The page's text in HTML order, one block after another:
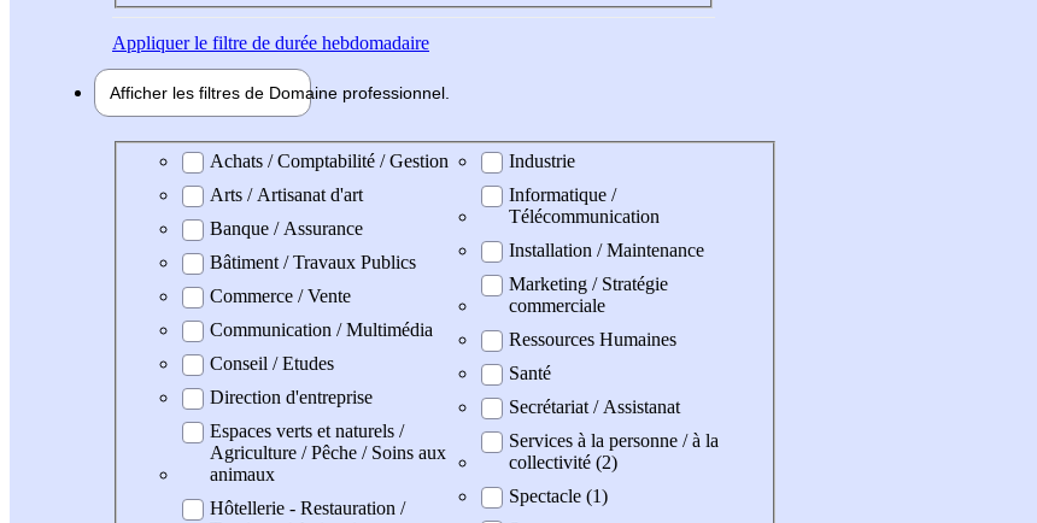
Appliquerle filtre de durée hebdomadaire
Afficher les filtres de Domaine professionnel
Domaine professionel
Achats / Comptabilité / Gestion
Arts / Artisanat d'art
Banque / Assurance
Bâtiment / Travaux Publics
Commerce / Vente
Communication / Multimédia
Conseil / Etudes
Direction d'entreprise
Espaces verts et naturels /
Agriculture / Pêche / Soins aux
animaux
Hôtellerie - Restauration /
Industrie
Informatique /
Télécommunication
Installation / Maintenance
Marketing / Stratégie
commerciale
Ressources Humaines
Santé
Secrétariat / Assistanat
Services à la personne / à la
collectivité (2)
Spectacle (1)